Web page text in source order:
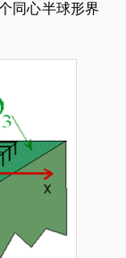
同心半球形界